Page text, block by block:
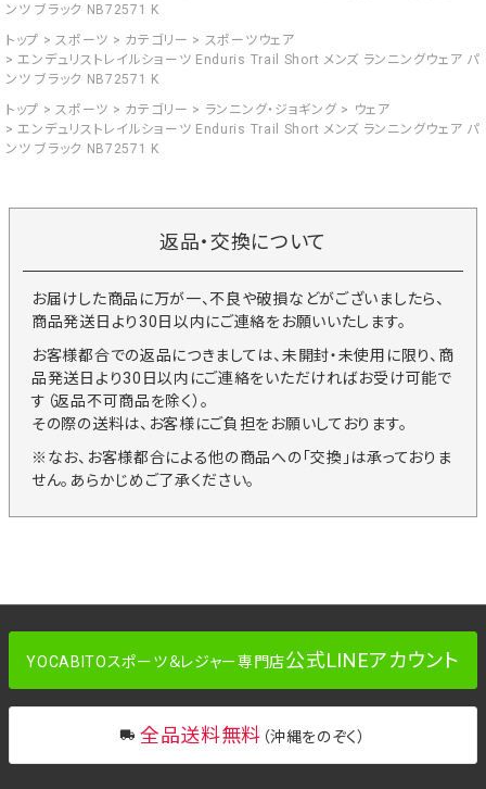
ンツ ブラック NB72571 K
トップ
スポーツ カテゴリー
スポーツウェア
エンデュリストレイルショーツ Enduris Trail Short メンズ ランニングウェア パ
ンツ ブラック NB72571 K
トップ
スポーツ カテゴリー ランニング・ジョギング
ウェア
エンデュリストレイルショーツ Enduris Trail Short メンズ ランニングウェア パ
ンツ ブラック NB72571 K
返品・交換について
お届けした商品に万が一、不良や破損などがございましたら、
商品発送日より30日以内にご連絡をお願いいたします。
お客様都合での返品につきましては、未開封・未使用に限り、商
品発送日より30日以内にご連絡をいただければお受け可能で
す（返品不可商品を除く）。
その際の送料は、お客様にご負担をお願いしております。
※なお、お客様都合による他の商品への「交換」は承っておりま
せん。あらかじめご了承ください。
YOCABITOスポーツ＆レジャー専門店公式LINEアカウント
全品送料無料 （沖縄をのぞく）